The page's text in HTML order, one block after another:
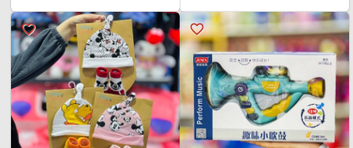
favorite_border
favorite_border